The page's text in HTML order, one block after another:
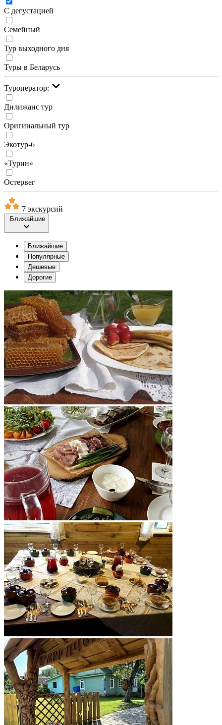
С дегустацией
Семейный
Тур выходного дня
Туры в Беларусь
Туроператор:
Дилижанс тур
Оригинальный тур
Экотур-6
«Турин»
Остервег
7 экскурсий
Ближайшие
Ближайшие
Популярные
Дешевые
Дорогие